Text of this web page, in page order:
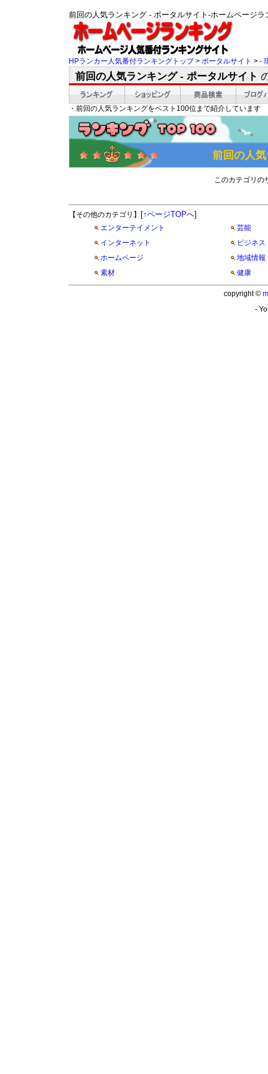
前回の人気ランキング - ポータルサイト-ホームページ
HPランカー人気番付ランキングトップ> ポータルサイト > -
前回の人気ランキング - ポータルサイト
・前回の人気ランキングをベスト100位まで紹介しています
前回の人
このカテゴリの
【その他のカテゴリ】 [↑ページTOPへ]
エンターテイメント
芸能
インターネット
ビジネス
ホームページ
地域情報
素材
健康
copyright ©
-